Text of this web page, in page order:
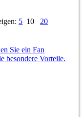
5 10 20
Sie ein Fan
besondere Vorteile.